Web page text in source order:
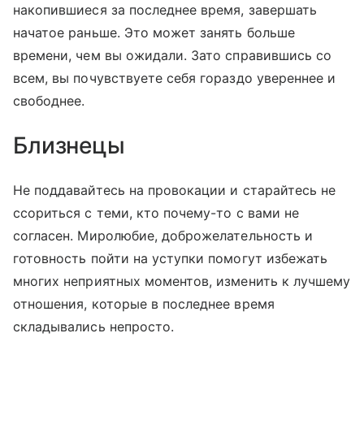
накопившиеся за последнее время, завершать
начатое раньше. Это может занять больше
времени, чем вы ожидали. Зато справившись со
всем, вы почувствуете себя гораздо увереннее и
свободнее.
Близнецы
Не поддавайтесь на провокации и старайтесь не
ссориться с теми, кто почему-то с вами не
согласен. Миролюбие, доброжелательность и
готовность пойти на уступки помогут избежать
многих неприятных моментов, изменить к лучшему
отношения, которые в последнее время
складывались непросто.